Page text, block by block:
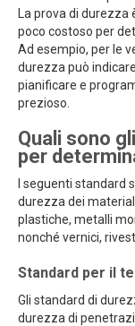
La prova di
poco costoso per
Ad esempio, per le
durezza può
pianificare e
prezioso.
Quali sono
per
I seguenti standard
durezza dei
plastiche, metalli
nonché vernici,
Standard per il
Gli standard di
durezza di